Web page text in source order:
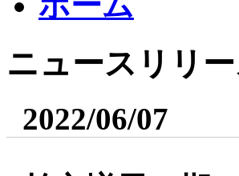
ニュースリリ
2022/06/07